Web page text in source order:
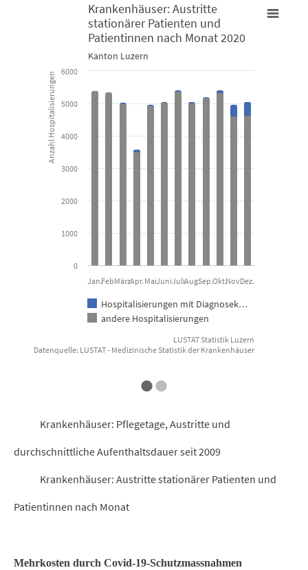
Krankenhäuser: Austritte stationärer Patienten und
Bar chart with 2 data series.
Kanton Luzern
View as data table, Krankenhäuser: Austritte
The chart has 1 X axis displaying categories.
The chart has 1 Y axis displaying Anzahl Hospitalisierungen.
Anzahl Hospitalisierungen
Krankenhäuser: Austritte
stationärer Patienten und
Patientinnen nach Monat 2020
Kanton Luzern
Hospitalisierungen mit Diagnosek…
andere Hospitalisierungen
Jan.Feb.MärzApr. MaiJuniJuliAug.Sep.Okt.Nov.Dez.
0
1000
2000
3000
4000
5000
6000
LUSTAT Statistik Luzern
Datenquelle: LUSTAT - Medizinische Statistik der Krankenhäuser
••
Krankenhäuser: Pflegetage, Austritte und
durchschnittliche Aufenthaltsdauer seit 2009
Krankenhäuser: Austritte stationärer Patienten und
Patientinnen nach Monat
Mehrkosten durch Covid-19-Schutzmassnahmen